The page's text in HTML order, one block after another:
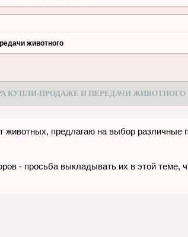
животного
КУПЛИ-ПРОДАЖЕ И ПЕРЕДАЧИ ЖИВОТНОГО
животных, предлагаю на выбор
- просьба выкладывать их в этой